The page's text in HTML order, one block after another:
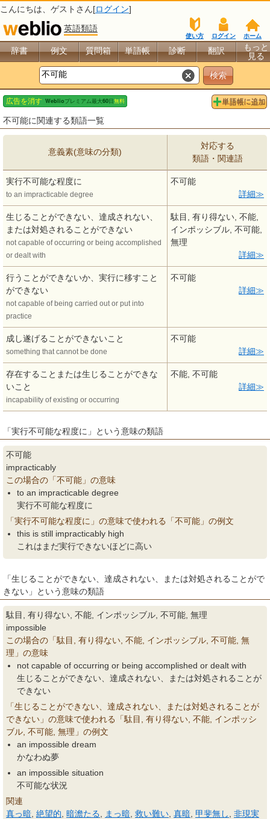
こんにちは、 ゲスト さん[ログイン]
英語類語
ホーム
ログイン
使い方
辞書 例文 質問箱 単語帳 診断 翻訳
もっと
見る
不可能に関連する類語一覧
意義素(意味の分類)
対応する
類語・関連語
実行不可能な程度に
to an impracticable degree
不可能
詳細
生じることができない、達成されない、
または対処されることができない
not capable of occurring or being accomplished
or dealt with
駄目, 有り得ない, 不能,
インポッシブル, 不可能,
無理
詳細
行うことができないか、実行に移すこと
ができない
not capable of being carried out or put into
practice
不可能
詳細
成し遂げることができないこと
something that cannot be done
不可能
詳細
存在することまたは生じることができな
いこと
incapability of existing or occurring
不能, 不可能
詳細
「実行不可能な程度に」という意味の類語
不可能
impracticably
この場合の「不可能」の意味
to an impracticable degree
実行不可能な程度に
「実行不可能な程度に」の意味で使われる「不可能」の例文
this is still impracticably high
これはまだ実行できないほどに高い
「生じることができない、達成されない、または対処されることがで
きない」という意味の類語
駄目, 有り得ない, 不能, インポッシブル, 不可能, 無理
impossible
この場合の「駄目, 有り得ない, 不能, インポッシブル, 不可能, 無
理」の意味
not capable of occurring or being accomplished or dealt with
生じることができない、達成されない、または対処されることが
できない
「生じることができない、達成されない、または対処されることが
できない」の意味で使われる「駄目, 有り得ない, 不能, インポッシ
ブル, 不可能, 無理」の例文
an impossible dream
かなわぬ夢
an impossible situation
不可能な状況
関連
真っ暗 絶望的 暗澹たる まっ暗 救い難い 真暗 甲斐無し
非現実